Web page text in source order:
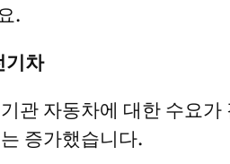
.
기차
관 자동차에 대한 수요
증가했습니다.